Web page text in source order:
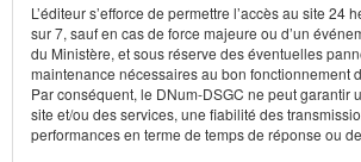
L’éditeur s’efforce de permettre l’accès au site 24
sur 7, sauf en cas de force majeure ou d’un
du Ministère, et sous réserve des éventuelles
maintenance nécessaires au bon fonctionnement
Par conséquent, le DNum-DSGC ne peut garantir
site et/ou des services, une fiabilité des
performances en terme de temps de réponse ou